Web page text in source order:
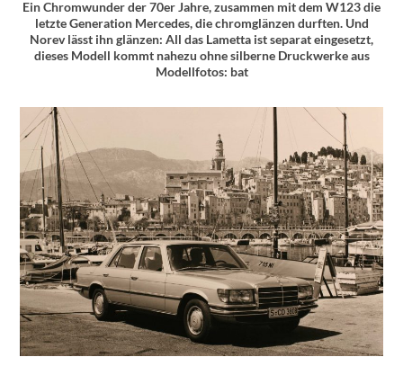
Ein Chromwunder der 70er Jahre, zusammen mit dem W123 die
letzte Generation Mercedes, die chromglänzen durften. Und
Norev lässt ihn glänzen: All das Lametta ist separat eingesetzt,
dieses Modell kommt nahezu ohne silberne Druckwerke aus
Modellfotos: bat